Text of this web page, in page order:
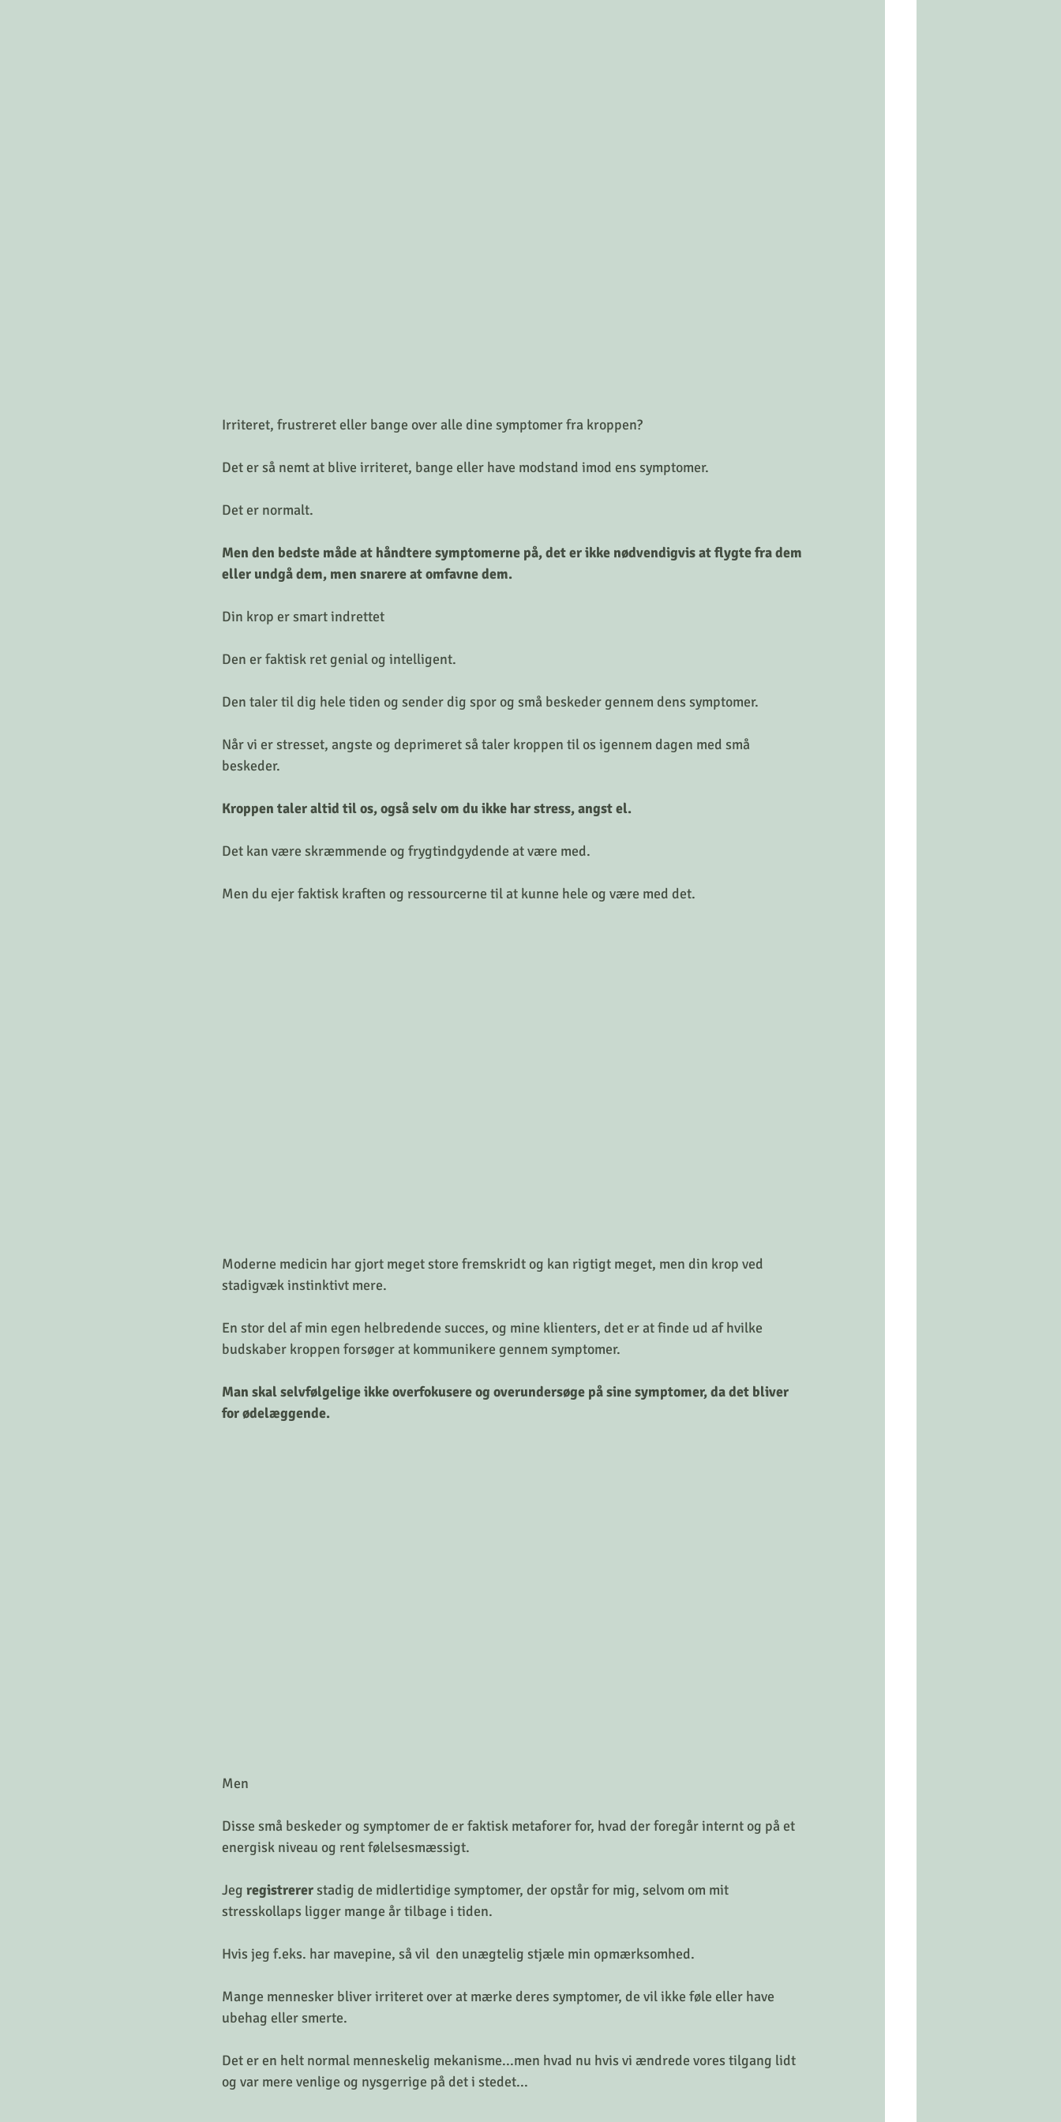
Irriteret, frustreret eller bange over alle dine symptomer fra kroppen?
Det er så nemt at blive irriteret, bange eller have modstand imod ens symptomer.
Det er normalt.
Men den bedste måde at håndtere symptomerne på, det er ikke nødvendigvis at flygte fra dem
eller undgå dem, men snarere at omfavne dem.
Din krop er smart indrettet
Den er faktisk ret genial og intelligent.
Den taler til dig hele tiden og sender dig spor og små beskeder gennem dens symptomer.
Når vi er stresset, angste og deprimeret så taler kroppen til os igennem dagen med små
beskeder.
Kroppen taler altid til os, også selv om du ikke har stress, angst el.
Det kan være skræmmende og frygtindgydende at være med.
Men du ejer faktisk kraften og ressourcerne til at kunne hele og være med det.
Moderne medicin har gjort meget store fremskridt og kan rigtigt meget, men din krop ved
stadigvæk instinktivt mere.
En stor del af min egen helbredende succes, og mine klienters, det er at finde ud af hvilke
budskaber kroppen forsøger at kommunikere gennem symptomer.
Man skal selvfølgelige ikke overfokusere og overundersøge på sine symptomer, da det bliver
for ødelæggende.
Men
Disse små beskeder og symptomer de er faktisk metaforer for, hvad der foregår internt og på et
energisk niveau og rent følelsesmæssigt.
Jeg registrerer stadig de midlertidige symptomer, der opstår for mig, selvom om mit
stresskollaps ligger mange år tilbage i tiden.
Hvis jeg f.eks. har mavepine, så vil  den unægtelig stjæle min opmærksomhed.
Mange mennesker bliver irriteret over at mærke deres symptomer, de vil ikke føle eller have
ubehag eller smerte.
Det er en helt normal menneskelig mekanisme...men hvad nu hvis vi ændrede vores tilgang lidt
og var mere venlige og nysgerrige på det i stedet...